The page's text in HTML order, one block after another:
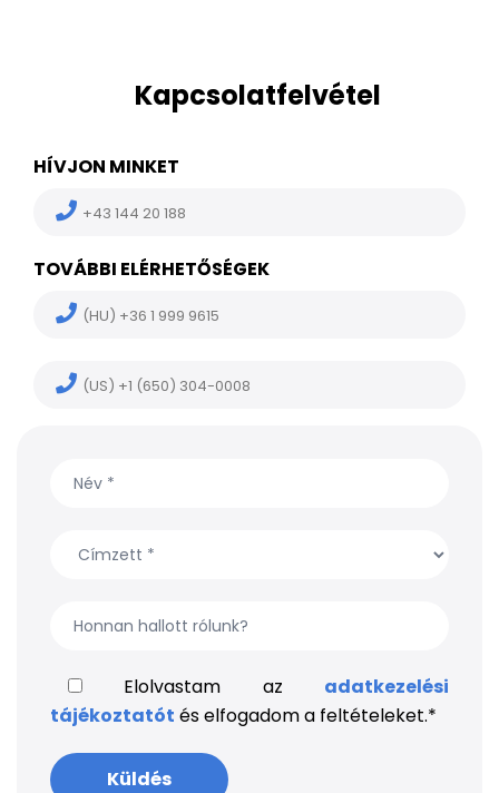
Kapcsolatfelvétel
HÍVJON MINKET
+43 144 20 188
TOVÁBBI ELÉRHETŐSÉGEK
(HU) +36 1 999 9615
(US) +1 (650) 304-0008
Elolvastam az adatkezelési
tájékoztatót és elfogadom a feltételeket.*